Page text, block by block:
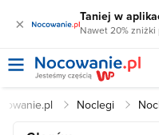
× Taniej w
Nawet 20%
Noclegi